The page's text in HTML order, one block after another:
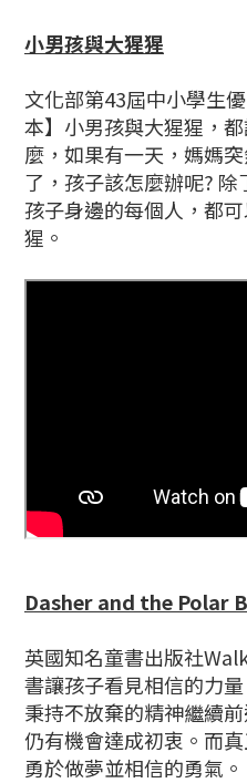
小男孩與大猩猩
文化部第43屆中小學生
本】小男孩與大猩猩，
麼，如果有一天，媽媽
了，孩子該怎麼辦呢?
孩子身邊的每個人，都
猩。
Dasher and the Polar
英國知名童書出版社
書讓孩子看見相信的力
秉持不放棄的精神繼續
仍有機會達成初衷。而
勇於做夢並相信的勇氣。